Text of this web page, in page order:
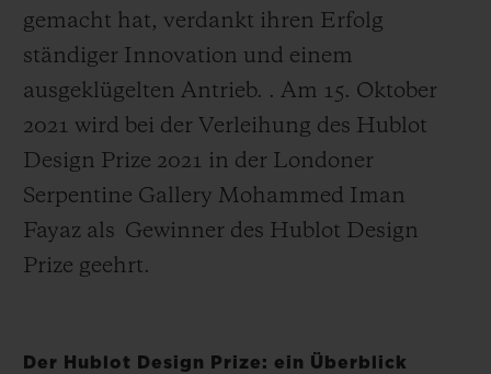
gemacht hat, verdankt ihren Erfolg
ständiger Innovation und einem
ausgeklügelten Antrieb. . Am 15. Oktober
2021 wird bei der Verleihung des Hublot
Design Prize 2021 in der Londoner
Serpentine Gallery Mohammed Iman
Fayaz als Gewinner des Hublot Design
Prize geehrt.
Der Hublot Design Prize: ein Überblick